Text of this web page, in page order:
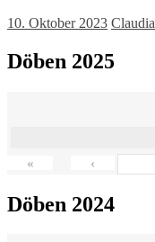
10. Oktober 2023 Claudia
Döben 2025
« ‹
Döben 2024